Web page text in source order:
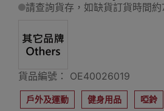
請查詢貨存，如缺貨訂貨時間
貨品編號： OE40026019
戶外及運動 健身用品 啞鈴